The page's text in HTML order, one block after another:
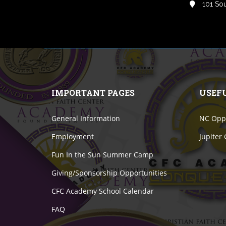
101
IMPORTANT PAGES
General Information
Employment
Fun In the Sun Summer Camp
Giving/Sponsorship Opportunities
CFC Academy School Calendar
FAQ
NC
Jupiter